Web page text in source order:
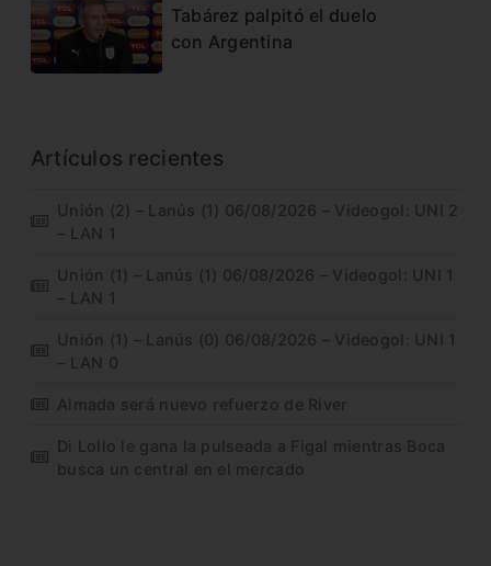
Tabárez palpitó el duelo
con Argentina
Artículos recientes
Unión (2) – Lanús (1) 06/08/2026 – Videogol: UNI 2
– LAN 1
Unión (1) – Lanús (1) 06/08/2026 – Videogol: UNI 1
– LAN 1
Unión (1) – Lanús (0) 06/08/2026 – Videogol: UNI 1
– LAN 0
Almada será nuevo refuerzo de River
Di Lollo le gana la pulseada a Figal mientras Boca
busca un central en el mercado